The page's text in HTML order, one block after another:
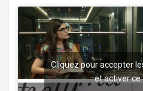
Cliquez pour accepter
et activer ce